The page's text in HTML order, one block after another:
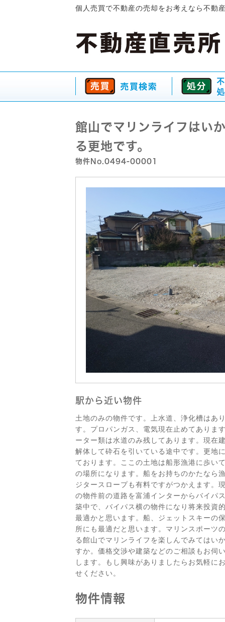
個人売買で不動産の売却をお考えなら不動
館山でマリンライフはい
る更地です。
物件No.0494-00001
駅から近い物件
土地のみの物件です。上水道、浄化槽はあ
す。プロパンガス、電気現在止めてありま
ーター類は水道のみ残してあります。現在
解体して砕石を引いている途中です。更地
ております。ここの土地は船形漁港に歩い
の場所になります。船をお持ちのかたなら
ジタースロープも有料ですがつかえます。
の物件前の道路を富浦インターからバイパ
築中で、バイパス横の物件になり将来投資
最適かと思います。船、ジェットスキーの
所にも最適だと思います。マリンスポーツ
る館山でマリンライフを楽しんでみてはい
すか。価格交渉や建築などのご相談もお伺
します。もし興味がありましたらお気軽に
せください。
物件情報